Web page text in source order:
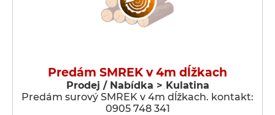
Predám SMREK v 4m dĺžkach
Prodej / Nabídka > Kulatina
Predám surový SMREK v 4m dĺžkach. kontakt:
0905 748 341